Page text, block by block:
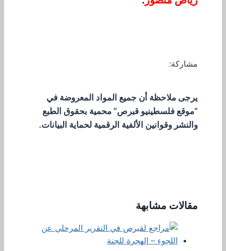
مشاركة:
يرجى ملاحظة أن جميع المواد المعروضة في
“موقع فلسطينيو قبرص” محمية بحقوق الطبع
والنشر وقوانين الألفية الرقمية لحماية البيانات.
مقالات مشابهة